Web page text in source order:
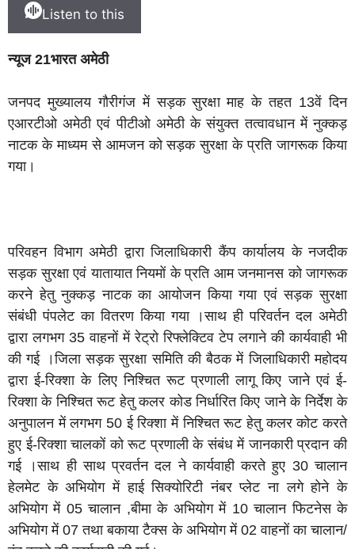
Listen to this
न्यूज 21भारत अमेठी
जनपद मुख्यालय गौरीगंज में सड़क सुरक्षा माह के तहत 13वें दिन
एआरटीओ अमेठी एवं पीटीओ अमेठी के संयुक्त तत्वावधान में नुक्कड़
नाटक के माध्यम से आमजन को सड़क सुरक्षा के प्रति जागरूक किया
गया।
परिवहन विभाग अमेठी द्वारा जिलाधिकारी कैंप कार्यालय के नजदीक
सड़क सुरक्षा एवं यातायात नियमों के प्रति आम जनमानस को जागरूक
करने हेतु नुक्कड़ नाटक का आयोजन किया गया एवं सड़क सुरक्षा
संबंधी पंपलेट का वितरण किया गया ।साथ ही परिवर्तन दल अमेठी
द्वारा लगभग 35 वाहनों में रेट्रो रिफ्लेक्टिव टेप लगाने की कार्यवाही भी
की गई ।जिला सड़क सुरक्षा समिति की बैठक में जिलाधिकारी महोदय
द्वारा ई-रिक्शा के लिए निश्चित रूट प्रणाली लागू किए जाने एवं ई-
रिक्शा के निश्चित रूट हेतु कलर कोड निर्धारित किए जाने के निर्देश के
अनुपालन में लगभग 50 ई रिक्शा में निश्चित रूट हेतु कलर कोट करते
हुए ई-रिक्शा चालकों को रूट प्रणाली के संबंध में जानकारी प्रदान की
गई ।साथ ही साथ प्रवर्तन दल ने कार्यवाही करते हुए 30 चालान
हेलमेट के अभियोग में हाई सिक्योरिटी नंबर प्लेट ना लगे होने के
अभियोग में 05 चालान ,बीमा के अभियोग में 10 चालान फिटनेस के
अभियोग में 07 तथा बकाया टैक्स के अभियोग में 02 वाहनों का चालान/